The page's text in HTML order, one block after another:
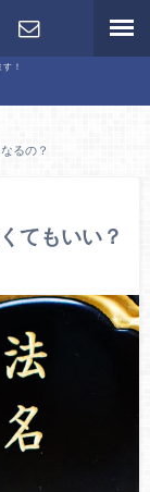
！
るの？
てもいい？